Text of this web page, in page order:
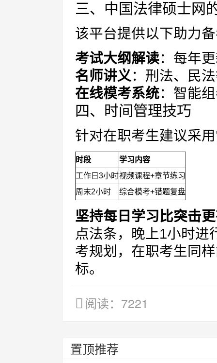
三、中国法律硕士网
该平台提供以下助力
考试大纲解读：每年
名师讲义：刑法、民
在线模考系统：智能
四、时间管理技巧
针对在职考生建议采用
时段
学习内容
工作日3小时视频课程+章节练习
周末2小时
综合模考+错题复盘
坚持每日学习比突击
点法条，晚上1小时进
考规划，在职考生同
标。
阅读：7221
置顶推荐